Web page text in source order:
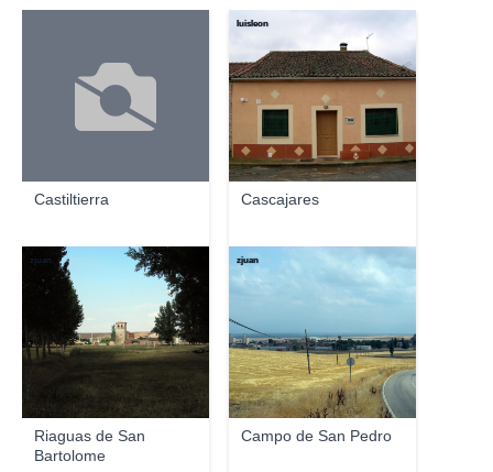
Castiltierra Cascajares
luisleon
Riaguas de San
Bartolome
zjuan
Campo de San Pedro
zjuan